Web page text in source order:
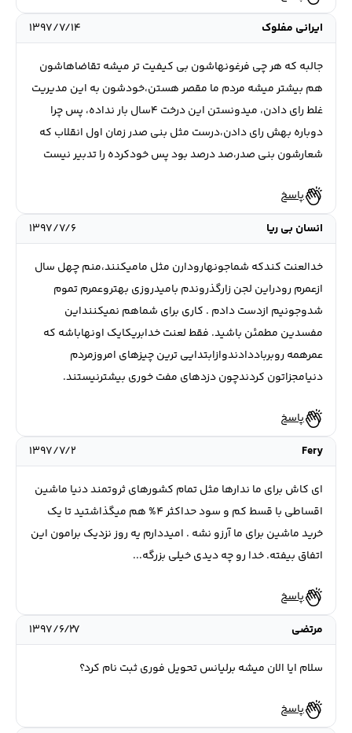
ایرانی مفلوک
۱۳۹۷/۷/۱۴
جالبه که هر چی فرغونهاشون بی کیفیت تر میشه تقاضاهاشون
هم بیشتر میشه مردم ما مقصر هستن،خودشون به این مدیریت
غلط رای دادن، میدونستن این درخت ۴سال بار نداده، پس چرا
دوباره بهش رای دادن،درست مثل بنی صدر زمان اول انقلاب که
شعارشون بنی صدر،صد درصد بود پس خودکرده را تدبیر نیست
پاسخ
انسان بی ریا
۱۳۹۷/۷/۶
خدالعنت کندکه شماجونهارودارن مثل مامیکنند،منم چهل سال
ازعمرم رودراین لجن زارگذروندم بامیدروزی بهتروعمرم تموم
شدوجونیم ازدست دادم . کاری برای شماهم نمیکننداین
مفسدین مطمئن باشید. فقط لعنت خدابریکایک اونهاباشه که
عمرهمه روبرباددادندوازابتدایی ترین چیزهای امروزمردم
دنیامجزاتون کردندچون دزدهای مفت خوری بیشترنیستند.
پاسخ
Fery
۱۳۹۷/۷/۲
ای کاش برای ما ندارها مثل تمام کشورهای ثروتمند دنیا ماشین
اقساطی با قسط کم و سود حداکثر 4% هم میگذاشتید تا یک
خرید ماشین برای ما آرزو نشه . امیددارم یه روز نزدیک برامون این
اتفاق بیفته. خدا رو چه دیدی خیلی بزرگه...
پاسخ
مرتضی
۱۳۹۷/۶/۲۷
سلام ایا الان میشه برلیانس تحویل فوری ثبت نام کرد؟
پاسخ